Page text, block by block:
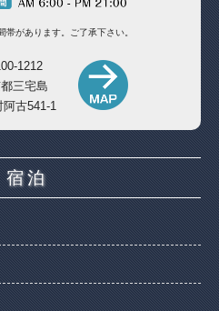
帯があります。 ご了承下さい。
1212
三宅島
阿古541-1
宿泊